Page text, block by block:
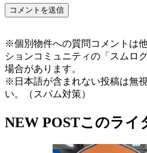
※個別物件への質問コメントは
ションコミュニティの「スムロ
場合があります。
※日本語が含まれない投稿は無
い。（スパム対策）
NEW POSTこのライ